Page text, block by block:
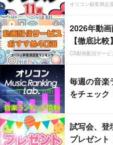
オリコン顧客満足
2026年動
【徹底比較】
CS動画配信サービ
毎週の音楽
をチェック
試写会、登
プレゼント